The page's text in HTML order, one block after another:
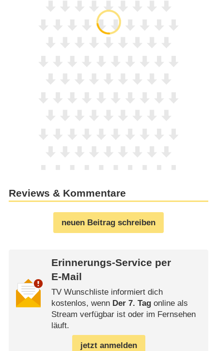
Reviews & Kommentare
neuen Beitrag schreiben
Erinnerungs-Service per
E-Mail
TV Wunschliste informiert dich
kostenlos, wenn Der 7. Tagonline als
Stream verfügbar ist oder im Fernsehen
läuft.
jetzt anmelden